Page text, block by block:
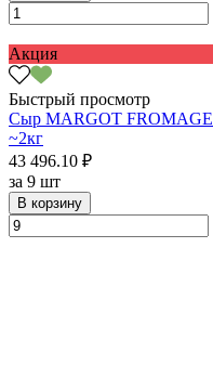
Акция
Быстрый просмотр
Сыр MARGOT
~2кг
43 496.10 ₽
за 9 шт
В корзину